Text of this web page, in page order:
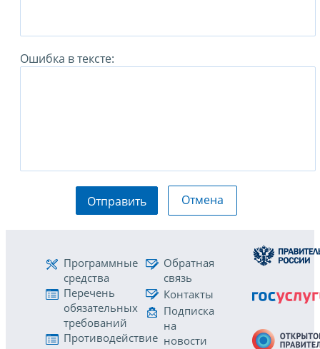
Ошибка в тексте:
Отправить Отмена
Программные
средства
Перечень
обязательных
требований
Противодействие
Обратная
связь
Контакты
Подписка
на
новости